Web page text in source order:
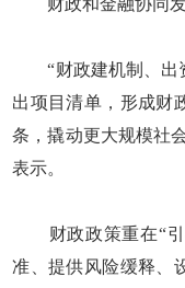
“财政建机制、出
出项目清单，形成财
条，撬动更大规模社
表示。
财政政策重在“引
准、提供风险缓释、